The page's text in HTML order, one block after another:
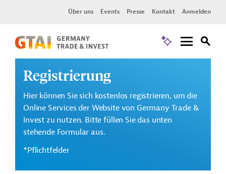
Über uns Events Presse Kontakt Anmelden
Registrierung
Hier können Sie sich kostenlos registrieren, um die
Online Services der Website von Germany Trade &
Invest zu nutzen. Bitte füllen Sie das unten
stehende Formular aus.
*Pflichtfelder